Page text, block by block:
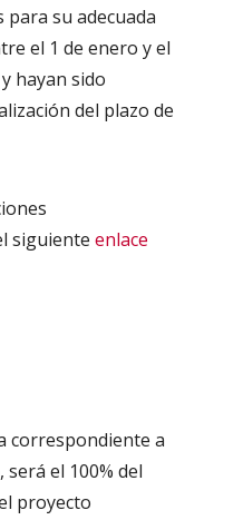
su adecuada
el 1 de enero y el
hayan sido
del plazo de
siguiente enlace
correspondiente a
el 100% del
proyecto